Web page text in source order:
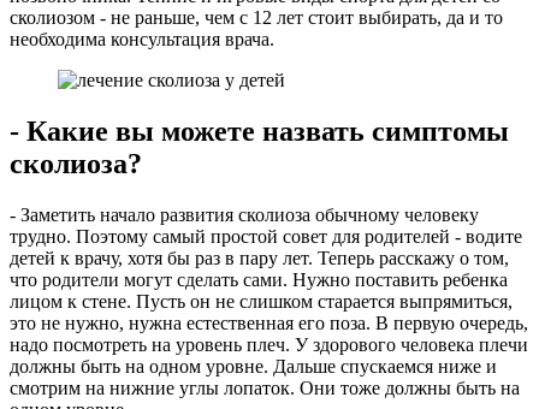
сколиозом - не раньше, чем с 12 лет стоит выбирать, да и то
необходима консультация врача.
- Какие вы можете назвать симптомы
сколиоза?
- Заметить начало развития сколиоза обычному человеку
трудно. Поэтому самый простой совет для родителей - водите
детей к врачу, хотя бы раз в пару лет. Теперь расскажу о том,
что родители могут сделать сами. Нужно поставить ребенка
лицом к стене. Пусть он не слишком старается выпрямиться,
это не нужно, нужна естественная его поза. В первую очередь,
надо посмотреть на уровень плеч. У здорового человека плечи
должны быть на одном уровне. Дальше спускаемся ниже и
смотрим на нижние углы лопаток. Они тоже должны быть на